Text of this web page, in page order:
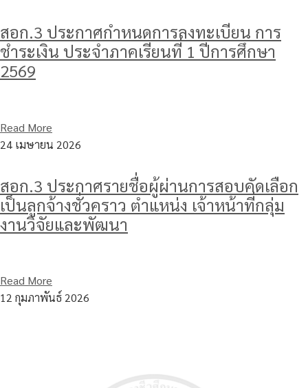
สอก.3 ประกาศกำหนดการลงทะเบียน การ
ชำระเงิน ประจำภาคเรียนที่ 1 ปีการศึกษา
2569
Read More
24 เมษายน 2026
สอก.3 ประกาศรายชื่อผู้ผ่านการสอบคัดเลือก
เป็นลูกจ้างชั่วคราว ตำแหน่ง เจ้าหน้าที่กลุ่ม
งานวิจัยและพัฒนา
Read More
12 กุมภาพันธ์ 2026